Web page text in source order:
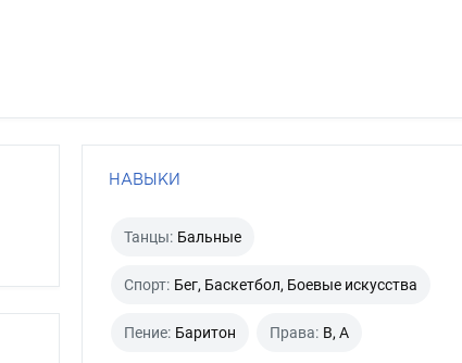
НАВЫКИ
Танцы: Бальные
Спорт: Бег, Баскетбол, Боевые искусства
Пение: Баритон Права: B, A